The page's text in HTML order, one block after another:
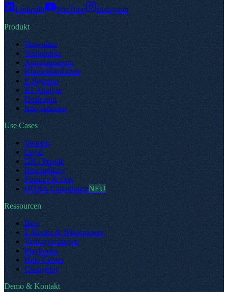
LinkedIn YouTube
Instagram
Produkt
Verwalten
Verhandeln
Automatisieren
Klauselbibliothek
E-Signatur
KI-Analyse
Dealroom
Integrationen
Use Cases
Vertrieb
Legal
HR / People
Beschaffung
Finance & Ops
DORA ComplianceNEU
Ressourcen
Blog
E-Books & Whitepapers
Vertragsvorlagen
Playbooks
Help Center
Changelog
Demo & Kontakt